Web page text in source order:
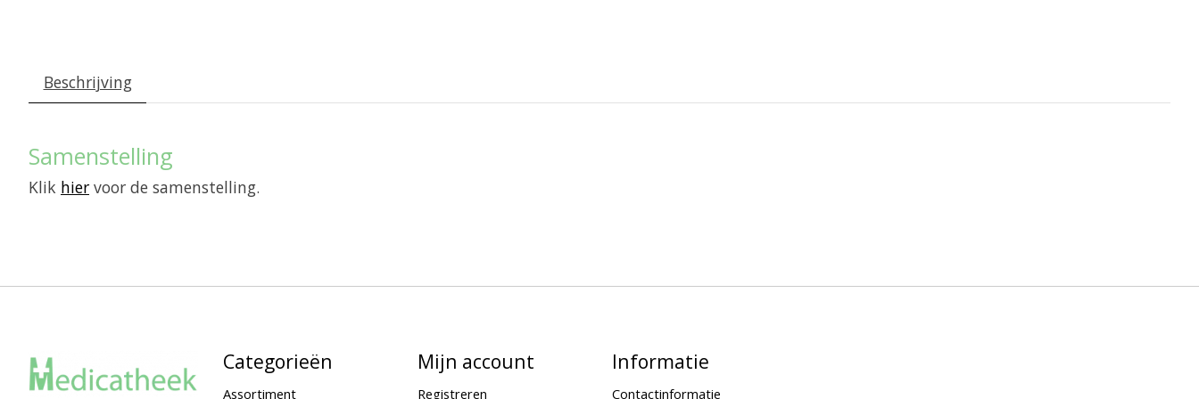
Beschrijving
Samenstelling
Klik hier voor de samenstelling.
Categorieën
Assortiment
Mijn account
Registreren
Informatie
Contactinformatie